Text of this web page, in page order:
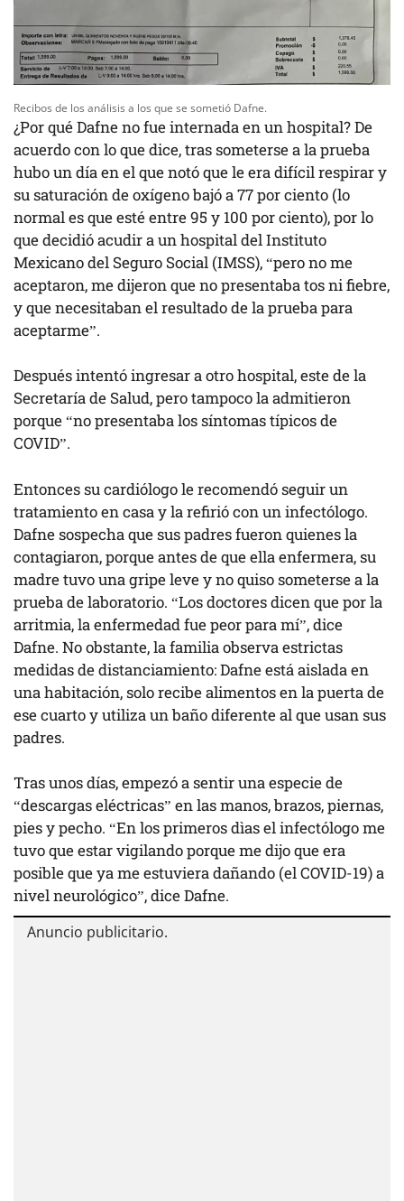
Recibos de los análisis a los que se sometió Dafne.
¿Por qué Dafne no fue internada en un hospital? De
acuerdo con lo que dice, tras someterse a la prueba
hubo un día en el que notó que le era difícil respirar y
su saturación de oxígeno bajó a 77 por ciento (lo
normal es que esté entre 95 y 100 por ciento), por lo
que decidió acudir a un hospital del Instituto
Mexicano del Seguro Social (IMSS), “pero no me
aceptaron, me dijeron que no presentaba tos ni fiebre,
y que necesitaban el resultado de la prueba para
aceptarme”.
Después intentó ingresar a otro hospital, este de la
Secretaría de Salud, pero tampoco la admitieron
porque “no presentaba los síntomas típicos de
COVID”.
Entonces su cardiólogo le recomendó seguir un
tratamiento en casa y la refirió con un infectólogo.
Dafne sospecha que sus padres fueron quienes la
contagiaron, porque antes de que ella enfermera, su
madre tuvo una gripe leve y no quiso someterse a la
prueba de laboratorio. “Los doctores dicen que por la
arritmia, la enfermedad fue peor para mí”, dice
Dafne. No obstante, la familia observa estrictas
medidas de distanciamiento: Dafne está aislada en
una habitación, solo recibe alimentos en la puerta de
ese cuarto y utiliza un baño diferente al que usan sus
padres.
Tras unos días, empezó a sentir una especie de
“descargas eléctricas” en las manos, brazos, piernas,
pies y pecho. “En los primeros dìas el infectólogo me
tuvo que estar vigilando porque me dijo que era
posible que ya me estuviera dañando (el COVID-19) a
nivel neurológico”, dice Dafne.